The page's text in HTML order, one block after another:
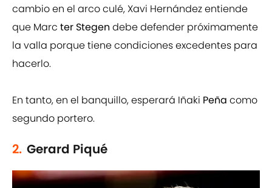
cambio en el arco culé, Xavi Hernández entiende
que Marc ter Stegen debe defender próximamente
la valla porque tiene condiciones excedentes para
hacerlo.
En tanto, en el banquillo, esperará Iñaki Peña como
segundo portero.
2. Gerard Piqué